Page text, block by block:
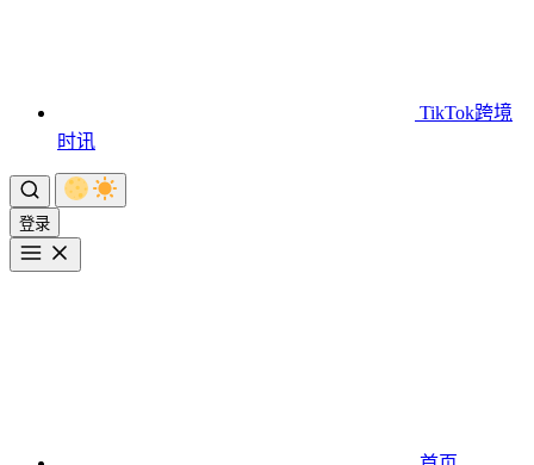
TikTok跨境
时讯
登录